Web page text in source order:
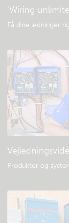
'Wiring
Få dine ledninger
Produkter og